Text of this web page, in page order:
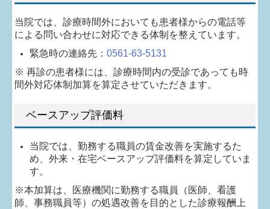
当院では、診療時間外においても患者様からの電話等
による問い合わせに対応できる体制を整えています。
緊急時の連絡先：0561-63-5131
※ 再診の患者様には、診療時間内の受診であっても時
間外対応体制加算を算定させていただきます。
ベースアップ評価料
当院では、勤務する職員の賃金改善を実施するた
め、外来・在宅ベースアップ評価料を算定していま
す。
※本加算は、医療機関に勤務する職員（医師、看護
師、事務職員等）の処遇改善を目的とした診療報酬上